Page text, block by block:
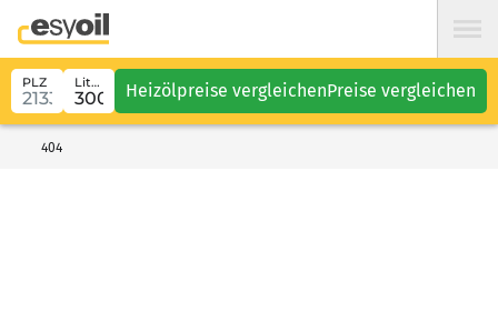
PLZ Liter Heizölpreise vergleichenPreise vergleichen
404